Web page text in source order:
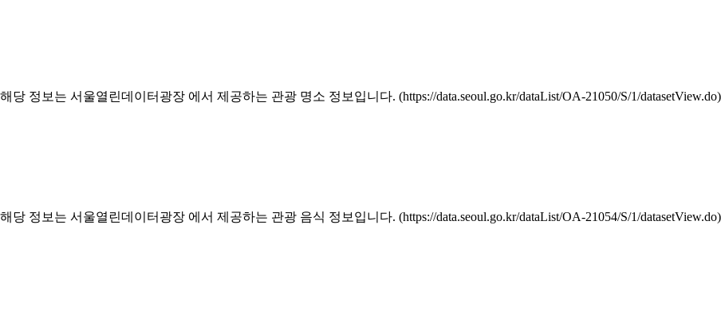
당 정보는 서울열린데이터광장 에서 제공하는 관광 명소 정보입니다. (https://data.seoul.go.kr/dataList/OA-21050/S/1/datasetView.do)
당 정보는 서울열린데이터광장 에서 제공하는 관광 음식 정보입니다. (https://data.seoul.go.kr/dataList/OA-21054/S/1/datasetView.do)